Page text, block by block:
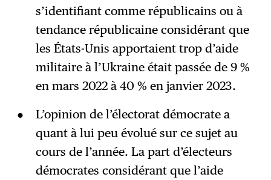
s’identifiant comme républicains ou à
tendance républicaine considérant que
les États-Unis apportaient trop d’aide
militaire à l’Ukraine était passée de 9 %
en mars 2022 à 40 % en janvier 2023.
L’opinion de l’électorat démocrate a
quant à lui peu évolué sur ce sujet au
cours de l’année. La part d’électeurs
démocrates considérant que l’aide